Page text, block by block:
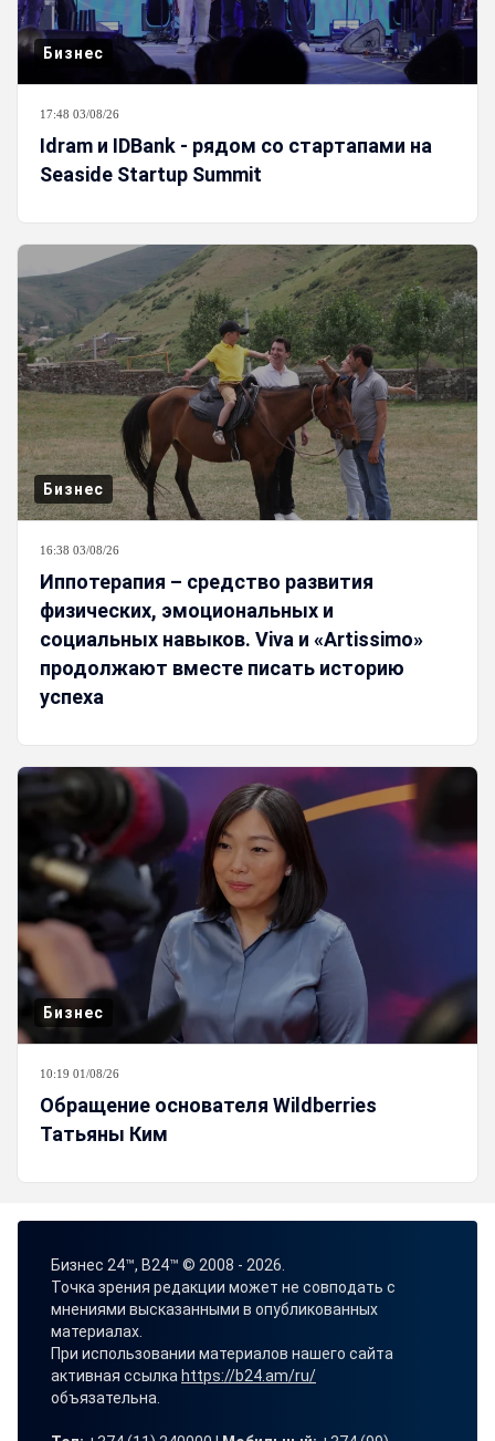
Бизнес
17:48 03/08/26
Idram и IDBank - рядом со стартапами на
Seaside Startup Summit
Бизнес
16:38 03/08/26
Иппотерапия – средство развития
физических, эмоциональных и
социальных навыков. Viva и «Artissimo»
продолжают вместе писать историю
успеха
Бизнес
10:19 01/08/26
Обращение основателя Wildberries
Татьяны Ким
Бизнес 24™, B24™ © 2008 - 2026.
Точка зрения редакции может не совподать с
мнениями высказанными в опубликованных
материалах.
При использовании материалов нашего сайта
активная ссылка https://b24.am/ru/
объязательна.